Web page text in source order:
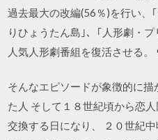
過去最大の改編(56％)を行い、
りひょうたん島｣、｢人形劇・
人気人形劇番組を復活させる。
そんなエピソードが象徴的に
た人 そして１８世紀頃から恋
交換する日になり、 ２０世紀